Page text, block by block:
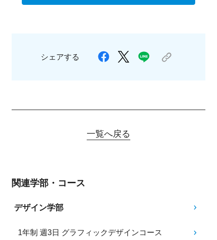
シェアする
一覧へ戻る
関連学部・コース
デザイン学部
1年制 週3日 グラフィックデザインコース